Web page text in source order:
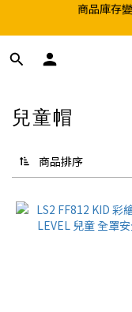
超取滿
前往實體店
超取滿
兒童帽
商品排序